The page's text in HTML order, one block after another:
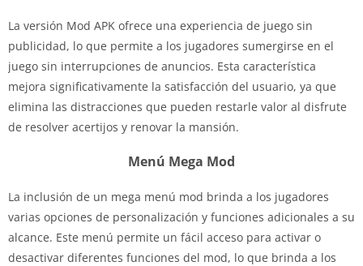
La versión Mod APK ofrece una experiencia de juego sin
publicidad, lo que permite a los jugadores sumergirse en el
juego sin interrupciones de anuncios. Esta característica
mejora significativamente la satisfacción del usuario, ya que
elimina las distracciones que pueden restarle valor al disfrute
de resolver acertijos y renovar la mansión.
Menú Mega Mod
La inclusión de un mega menú mod brinda a los jugadores
varias opciones de personalización y funciones adicionales a su
alcance. Este menú permite un fácil acceso para activar o
desactivar diferentes funciones del mod, lo que brinda a los